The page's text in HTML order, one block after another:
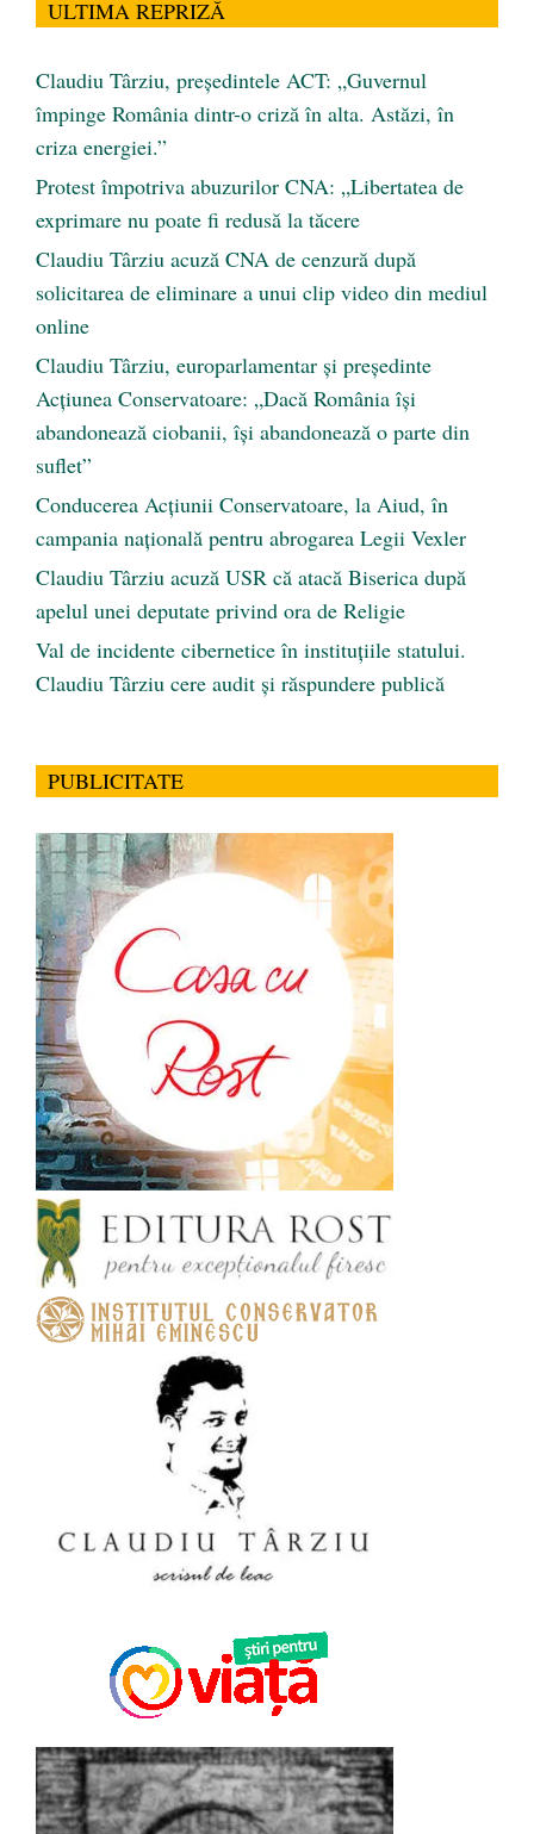
ULTIMA REPRIZĂ
Claudiu Târziu, președintele ACT: „Guvernul
împinge România dintr-o criză în alta. Astăzi, în
criza energiei.”
Protest împotriva abuzurilor CNA: „Libertatea de
exprimare nu poate fi redusă la tăcere
Claudiu Târziu acuză CNA de cenzură după
solicitarea de eliminare a unui clip video din mediul
online
Claudiu Târziu, europarlamentar și președinte
Acțiunea Conservatoare: „Dacă România își
abandonează ciobanii, își abandonează o parte din
suflet”
Conducerea Acțiunii Conservatoare, la Aiud, în
campania națională pentru abrogarea Legii Vexler
Claudiu Târziu acuză USR că atacă Biserica după
apelul unei deputate privind ora de Religie
Val de incidente cibernetice în instituțiile statului.
Claudiu Târziu cere audit și răspundere publică
PUBLICITATE